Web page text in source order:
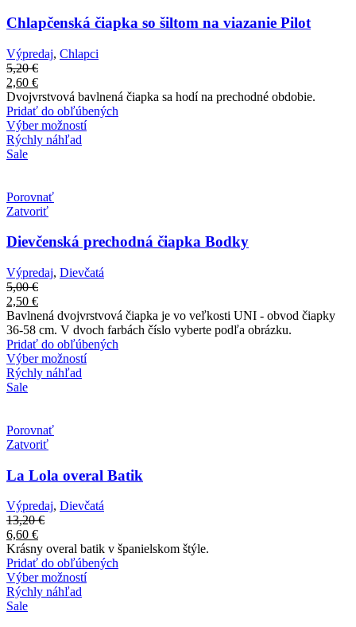
Chlapčenská čiapka so šiltom na viazanie Pilot
Výpredaj, Chlapci
5,20€
2,60 €
Dvojvrstvová bavlnená čiapka sa hodí na prechodné obdobie.
Pridať do obľúbených
Výber možností
Rýchly náhľad
Sale
Porovnať
Zatvoriť
Dievčenská prechodná čiapka Bodky
Výpredaj, Dievčatá
5,00€
2,50 €
Bavlnená dvojvrstvová čiapka je vo veľkosti UNI - obvod čiapky
36-58 cm. V dvoch farbách číslo vyberte podľa obrázku.
Pridať do obľúbených
Výber možností
Rýchly náhľad
Sale
Porovnať
Zatvoriť
La Lola overal Batik
Výpredaj, Dievčatá
13,20€
6,60 €
Krásny overal batik v španielskom štýle.
Pridať do obľúbených
Výber možností
Rýchly náhľad
Sale